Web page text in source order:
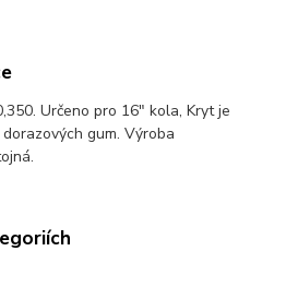
Určeno pro 16" kola, Kryt je
gum. Výroba